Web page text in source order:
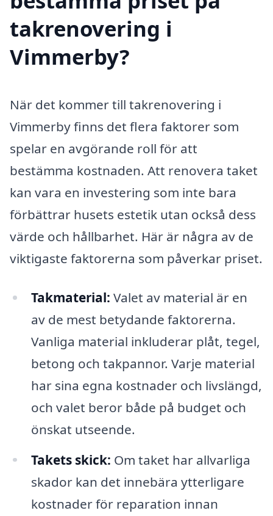
takrenovering i
Vimmerby?
När det kommer till takrenovering i
Vimmerby finns det flera faktorer som
spelar en avgörande roll för att
bestämma kostnaden. Att renovera taket
kan vara en investering som inte bara
förbättrar husets estetik utan också dess
värde och hållbarhet. Här är några av de
viktigaste faktorerna som påverkar priset.
Takmaterial: Valet av material är en
av de mest betydande faktorerna.
Vanliga material inkluderar plåt, tegel,
betong och takpannor. Varje material
har sina egna kostnader och livslängd,
och valet beror både på budget och
önskat utseende.
Takets skick: Om taket har allvarliga
skador kan det innebära ytterligare
kostnader för reparation innan